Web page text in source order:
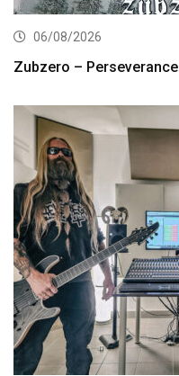
06/08/2026
Zubzero – Perseverance